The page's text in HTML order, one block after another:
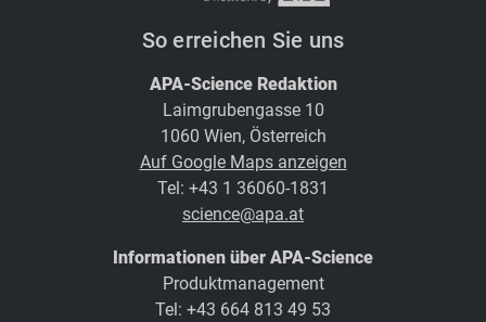
So erreichen Sie uns
APA-Science Redaktion
Laimgrubengasse 10
1060 Wien, Österreich
Auf Google Maps anzeigen
Tel: +43 1 36060-1831
science@apa.at
Informationen über APA-Science
Produktmanagement
Tel: +43 664 813 49 53